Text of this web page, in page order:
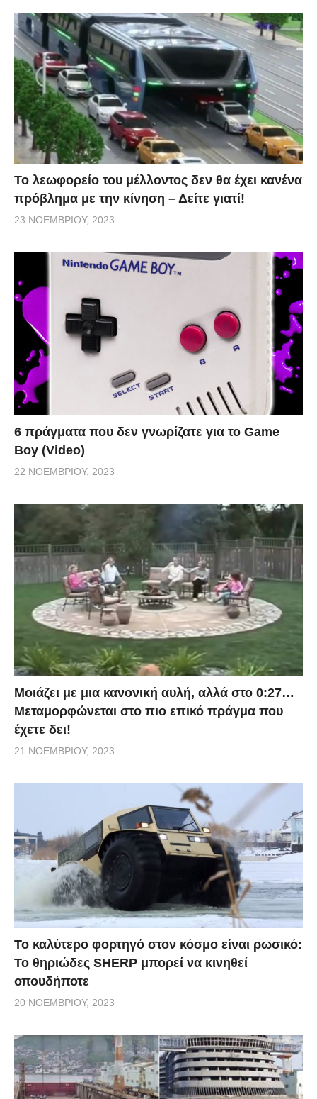
Το λεωφορείο του μέλλοντος δεν θα έχει κανένα
πρόβλημα με την κίνηση – Δείτε γιατί!
23 ΝΟΕΜΒΡΊΟΥ, 2023
6 πράγματα που δεν γνωρίζατε για το Game
Boy (Video)
22 ΝΟΕΜΒΡΊΟΥ, 2023
Μοιάζει με μια κανονική αυλή, αλλά στο 0:27…
Μεταμορφώνεται στο πιο επικό πράγμα που
έχετε δει!
21 ΝΟΕΜΒΡΊΟΥ, 2023
Το καλύτερο φορτηγό στον κόσμο είναι ρωσικό:
Το θηριώδες SHERP μπορεί να κινηθεί
οπουδήποτε
20 ΝΟΕΜΒΡΊΟΥ, 2023